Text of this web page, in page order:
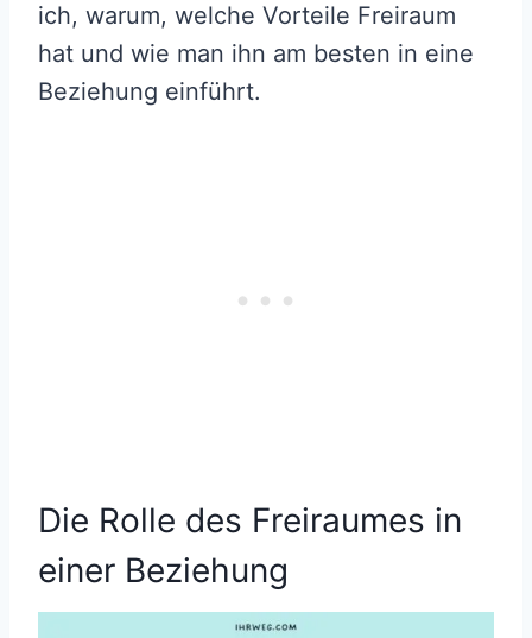
ich, warum, welche Vorteile Freiraum
hat und wie man ihn am besten in eine
Beziehung einführt.
Die Rolle des Freiraumes in
einer Beziehung